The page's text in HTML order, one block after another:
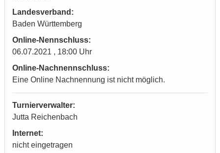
Landesverband:
Baden Württemberg
Online-Nennschluss:
06.07.2021 , 18:00 Uhr
Online-Nachnennschluss:
Eine Online Nachnennung ist nicht möglich.
Turnierverwalter:
Jutta Reichenbach
Internet:
nicht eingetragen